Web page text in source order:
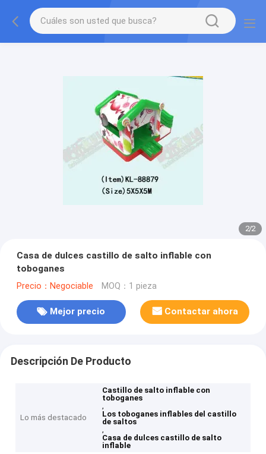
2/2
Casa de dulces castillo de salto inflable con
toboganes
Precio：Negociable MOQ：1 pieza
Mejor precio Contactar ahora
Descripción De Producto
Lo más destacado
Castillo de salto inflable con
toboganes
,
Los toboganes inflables del castillo
de saltos
,
Casa de dulces castillo de salto
inflable